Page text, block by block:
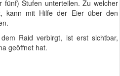
fünf) Stufen unterteilen. Zu welcher
kann mit Hilfe der Eier über den
Raid verbirgt, ist erst sichtbar,
geöffnet hat.